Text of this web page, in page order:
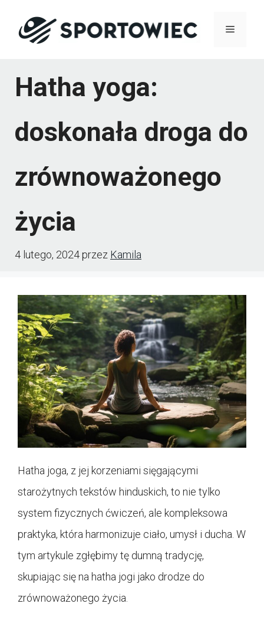
Menu
Hatha yoga:
doskonała droga do
zrównoważonego
życia
4 lutego, 2024przez Kamila
Hatha joga, z jej korzeniami sięgającymi
starożytnych tekstów hinduskich, to nie tylko
system fizycznych ćwiczeń, ale kompleksowa
praktyka, która harmonizuje ciało, umysł i ducha. W
tym artykule zgłębimy tę dumną tradycję,
skupiając się na hatha jogi jako drodze do
zrównoważonego życia.